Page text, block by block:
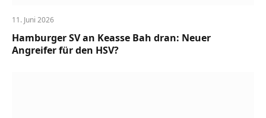
11. Juni 2026
Hamburger SV an Keasse Bah dran: Neuer
Angreifer für den HSV?